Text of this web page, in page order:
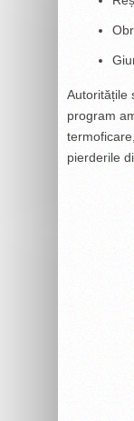
Autoritățile
program
pierderile